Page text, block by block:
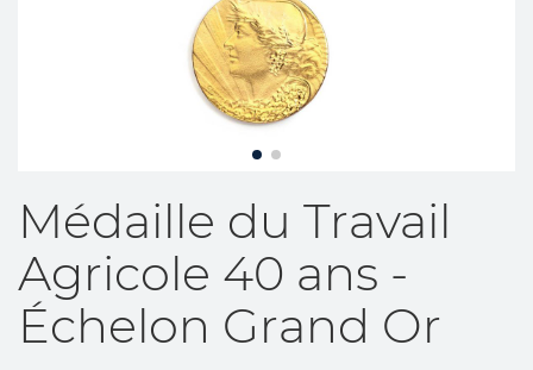
Médaille du Travail
Agricole 40 ans -
Échelon Grand Or
to
the
beginning
of
the
images